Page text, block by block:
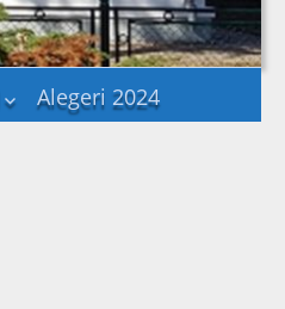
Alegeri 2024